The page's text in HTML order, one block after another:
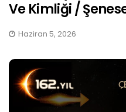
Ve Kimliği /
Haziran 5, 2026